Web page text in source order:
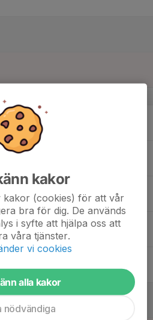
kakor
kakor (cookies) för att vår
bra för dig. De används
i syfte att hjälpa oss att
våra tjänster.
vi cookies
alla kakor
nödvändiga